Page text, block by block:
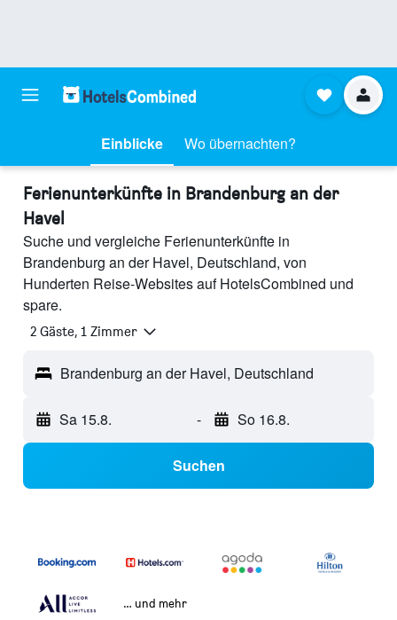
Einblicke Wo übernachten?
Ferienunterkünfte in Brandenburg an der
Havel
Suche und vergleiche Ferienunterkünfte in
Brandenburg an der Havel, Deutschland, von
Hunderten Reise-Websites auf HotelsCombined und
spare.
2 Gäste, 1 Zimmer
Brandenburg an der Havel, Deutschland
Sa 15.8. - So 16.8.
Suchen
… und mehr